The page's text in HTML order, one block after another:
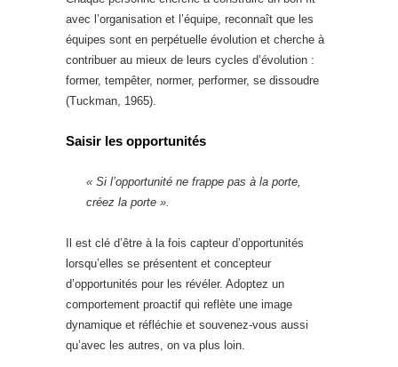
avec l’organisation et l’équipe, reconnaît que les
équipes sont en perpétuelle évolution et cherche à
contribuer au mieux de leurs cycles d’évolution :
former, tempêter, normer, performer, se dissoudre
(Tuckman, 1965).
Saisir les opportunités
« Si l’opportunité ne frappe pas à la porte,
créez la porte ».
Il est clé d’être à la fois capteur d’opportunités
lorsqu’elles se présentent et concepteur
d’opportunités pour les révéler. Adoptez un
comportement proactif qui reflète une image
dynamique et réfléchie et souvenez-vous aussi
qu’avec les autres, on va plus loin.